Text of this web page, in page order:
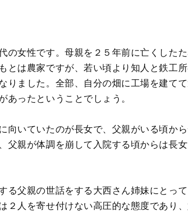
の女性です。母親を２５年前に亡くした
とは農家ですが、若い頃より知人と鉄工
りました。全部、自分の畑に工場を建て
あったということでしょう。
向いていたのが長女で、父親がいる頃か
父親が体調を崩して入院する頃からは長
る父親の世話をする大西さん姉妹にとっ
２人を寄せ付けない高圧的な態度であり